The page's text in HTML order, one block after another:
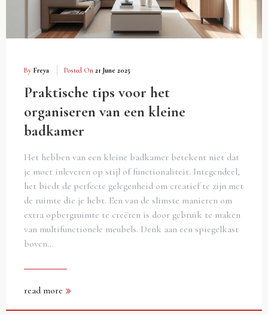
By Freya Posted On 21 June 2025
Praktische tips voor het
organiseren van een kleine
badkamer
Het hebben van een kleine badkamer betekent niet dat
je moet inleveren op stijl of functionaliteit. Integendeel,
het biedt de perfecte gelegenheid om creatief te zijn met
de ruimte die je hebt. Een van de slimste manieren om
extra opbergruimte te creëren is door gebruik te maken
van multifunctionele meubels. Denk aan een spiegelkast
boven…
read more